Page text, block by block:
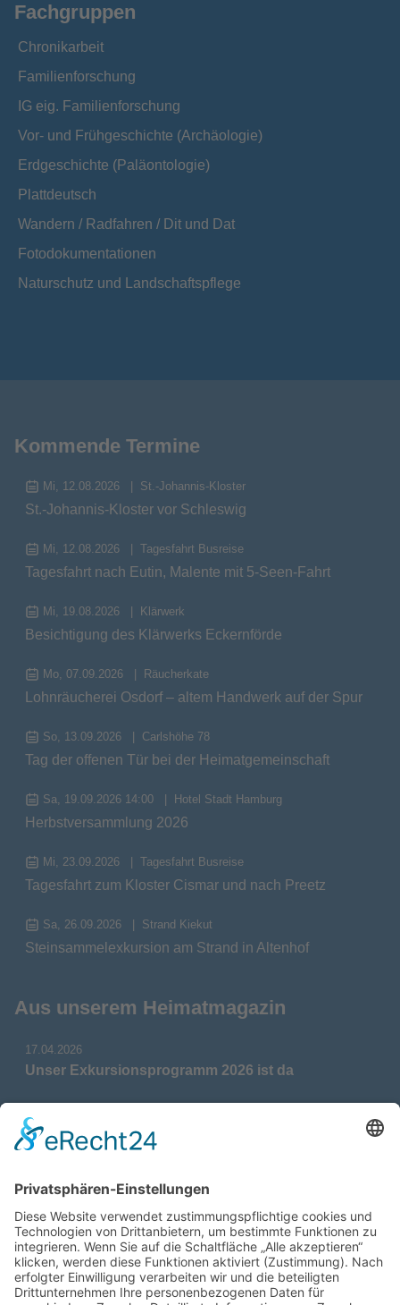
Fachgruppen
Chronikarbeit
Familienforschung
IG eig. Familienforschung
Vor- und Frühgeschichte (Archäologie)
Erdgeschichte (Paläontologie)
Plattdeutsch
Wandern / Radfahren / Dit und Dat
Fotodokumentationen
Naturschutz und Landschaftspflege
Kommende Termine
Mi, 12.08.2026 St.-Johannis-Kloster
St.-Johannis-Kloster vor Schleswig
Mi, 12.08.2026 Tagesfahrt Busreise
Tagesfahrt nach Eutin, Malente mit 5-Seen-Fahrt
Mi, 19.08.2026 Klärwerk
Besichtigung des Klärwerks Eckernförde
Mo, 07.09.2026 Räucherkate
Lohnräucherei Osdorf – altem Handwerk auf der Spur
So, 13.09.2026 Carlshöhe 78
Tag der offenen Tür bei der Heimatgemeinschaft
Sa, 19.09.2026 14:00 Hotel Stadt Hamburg
Herbstversammlung 2026
Mi, 23.09.2026 Tagesfahrt Busreise
Tagesfahrt zum Kloster Cismar und nach Preetz
Sa, 26.09.2026 Strand Kiekut
Steinsammelexkursion am Strand in Altenhof
Aus unserem Heimatmagazin
17.04.2026
Unser Exkursionsprogramm 2026 ist da
17.04.2026
Verdienstmedaille für Telse Stoy
Das war: Munition im Meer
17.04.2026
Fahrtenprogramm 2026 ist fertig